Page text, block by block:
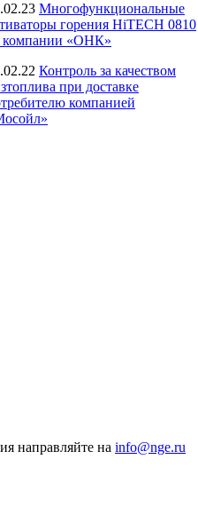
Многофункциональные
горения HiTECH 0810
компании «ОНК»
Контроль за качеством
при доставке
компанией
направляйте на info@nge.ru